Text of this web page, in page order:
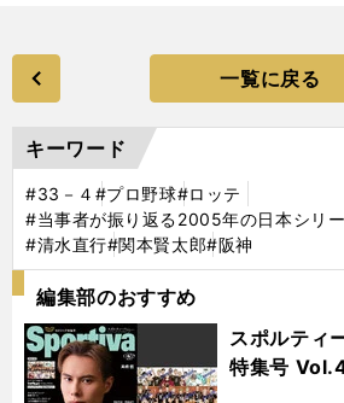
一覧に戻る
キーワード
#33－４ #プロ野球#ロッテ
#当事者が振り返る2005年の日本シリ
#清水直行#関本賢太郎#阪神
編集部のおすすめ
スポルティ
特集号